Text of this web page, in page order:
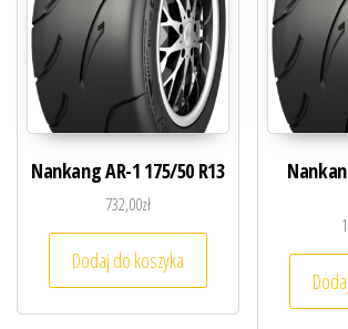
Nankang AR-1 175/50 R13
732,00zł
Dodaj do koszyka